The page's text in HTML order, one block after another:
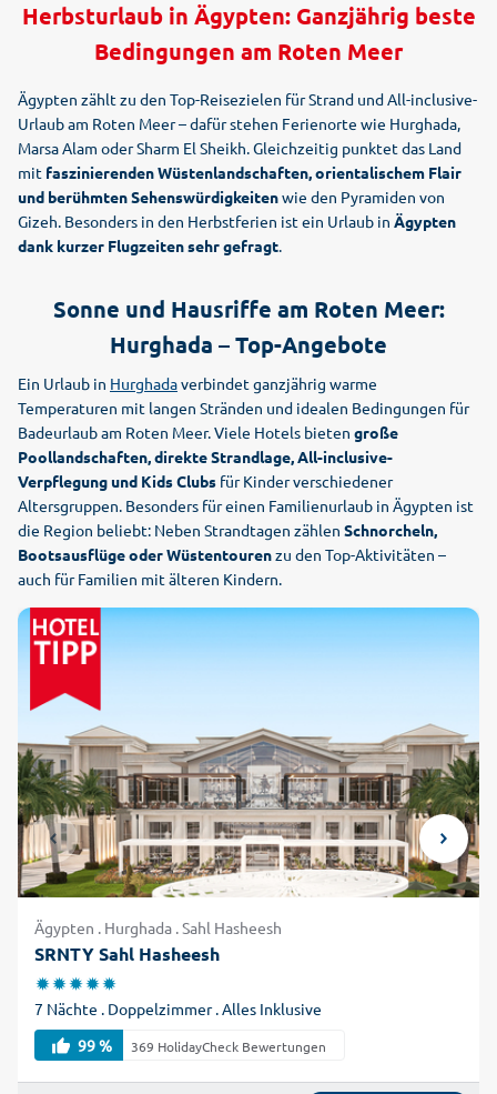
Herbsturlaub in Ägypten: Ganzjährig beste
Bedingungen am Roten Meer
Ägypten zählt zu den Top-Reisezielen für Strand und All-inclusive-
Urlaub am Roten Meer – dafür stehen Ferienorte wie Hurghada,
Marsa Alam oder Sharm El Sheikh. Gleichzeitig punktet das Land
mit faszinierenden Wüstenlandschaften, orientalischem Flair
und berühmten Sehenswürdigkeitenwie den Pyramiden von
Gizeh. Besonders in den Herbstferien ist ein Urlaub in Ägypten
dank kurzer Flugzeiten sehr gefragt.
Sonne und Hausriffe am Roten Meer:
Hurghada – Top-Angebote
Ein Urlaub in Hurghadaverbindet ganzjährig warme
Temperaturen mit langen Stränden und idealen Bedingungen für
Badeurlaub am Roten Meer. Viele Hotels bieten große
Poollandschaften, direkte Strandlage, All-inclusive-
Verpflegung und Kids Clubs für Kinder verschiedener
Altersgruppen. Besonders für einen Familienurlaub in Ägypten ist
die Region beliebt: Neben Strandtagen zählen Schnorcheln,
Bootsausflüge oder Wüstentourenzu den Top-Aktivitäten –
auch für Familien mit älteren Kindern.
Ägypten . Hurghada . Sahl Hasheesh
SRNTY Sahl Hasheesh
7 Nächte . Doppelzimmer . Alles Inklusive
99 %
369 HolidayCheck Bewertungen